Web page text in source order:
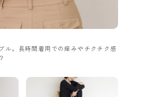
ル。長時間着用での痒みやチクチク感